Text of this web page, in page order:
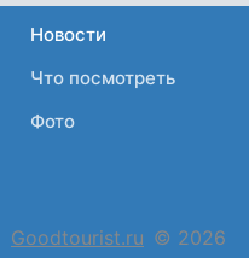
Новости
Что посмотреть
Фото
Goodtourist.ru © 2026